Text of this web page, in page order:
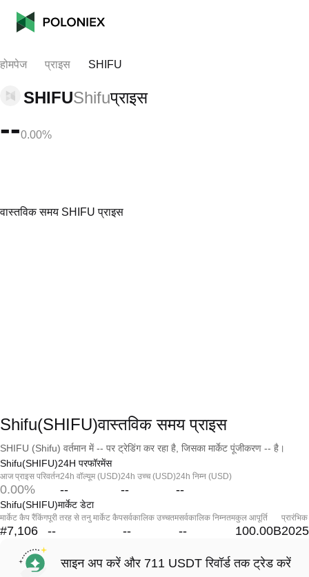
होमपेज प्राइस SHIFU
SHIFUShifuप्राइस
--0.00%
वास्तविक समय SHIFU प्राइस
Shifu(SHIFU)वास्तविक समय प्राइस
SHIFU (Shifu) वर्तमान में -- पर ट्रेडिंग कर रहा है, जिसका मार्केट पूंजीकरण -- है।
Shifu(SHIFU)24H परफॉरमेंस
आज प्राइस परिवर्तन
0.00%
24h वॉल्यूम (USD)
--
24h उच्च (USD)
--
24h निम्न (USD)
--
Shifu(SHIFU)मार्केट डेटा
मार्केट कैप रैंकिंग
#7,106
पूरी तरह से तनु मार्केट कैप
--
सर्वकालिक उच्चतम
--
सर्वकालिक निम्नतम
--
कुल आपूर्ति
100.00B
प्रारंभिक
साइन अप करें और 711 USDT रिवॉर्ड तक ट्रेड करें